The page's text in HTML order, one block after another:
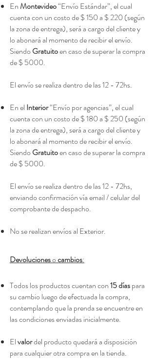
EnMontevideo“Envío Estándar”, el cual
cuenta con un costo de $ 150 a $ 220 (según
la zona de entrega), será a cargo del cliente y
lo abonará al momento de recibir el envío.
Siendo Gratuitoen caso de superar la compra
de $ 5000.
El envío se realiza dentro de las 12 - 72hs.
En el Interior“Envío por agencias”, el cual
cuenta con un costo de $ 180 a $ 250 (según
la zona de entrega), será a cargo del cliente y
lo abonará al momento de recibir el envío.
Siendo Gratuitoen caso de superar la compra
de $ 5000.
El envío se realiza dentro de las 12 - 72hs,
enviando confirmación vía email / celular del
comprobante de despacho.
No se realizan envíos al Exterior.
Devolucionesocambios:
Todos los productos cuentan con15 díaspara
su cambio luego de efectuada la compra,
contemplando que la prenda se encuentre en
las condiciones enviadas inicialmente.
Elvalordel producto quedará a disposición
para cualquier otra compra en la tienda.